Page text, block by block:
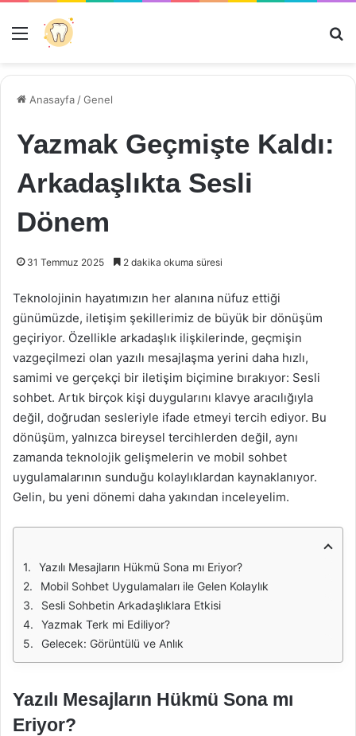
Menü
Anasayfa /Genel
Yazmak Geçmişte Kaldı:
Arkadaşlıkta Sesli
Dönem
31 Temmuz 2025 2 dakika okuma süresi
Teknolojinin hayatımızın her alanına nüfuz ettiği
günümüzde, iletişim şekillerimiz de büyük bir dönüşüm
geçiriyor. Özellikle arkadaşlık ilişkilerinde, geçmişin
vazgeçilmezi olan yazılı mesajlaşma yerini daha hızlı,
samimi ve gerçekçi bir iletişim biçimine bırakıyor: Sesli
sohbet. Artık birçok kişi duygularını klavye aracılığıyla
değil, doğrudan sesleriyle ifade etmeyi tercih ediyor. Bu
dönüşüm, yalnızca bireysel tercihlerden değil, aynı
zamanda teknolojik gelişmelerin ve mobil sohbet
uygulamalarının sunduğu kolaylıklardan kaynaklanıyor.
Gelin, bu yeni dönemi daha yakından inceleyelim.
Yazılı Mesajların Hükmü Sona mı Eriyor?
Mobil Sohbet Uygulamaları ile Gelen Kolaylık
Sesli Sohbetin Arkadaşlıklara Etkisi
Yazmak Terk mi Ediliyor?
Gelecek: Görüntülü ve Anlık
Yazılı Mesajların Hükmü Sona mı
Eriyor?